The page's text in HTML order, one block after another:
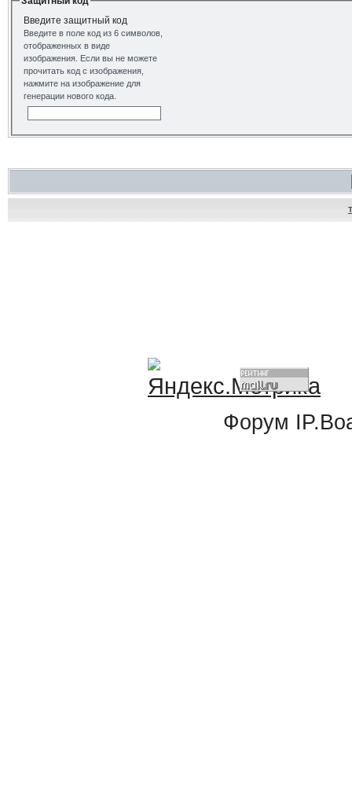
Введите защитный код
Введите в поле код из 6 символов,
отображенных в виде
изображения. Если вы не можете
прочитать код с изображения,
нажмите на изображение для
генерации нового кода.
Форум